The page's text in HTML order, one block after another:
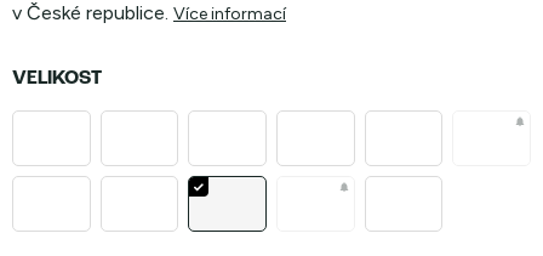
v České republice. Více informací
VELIKOST